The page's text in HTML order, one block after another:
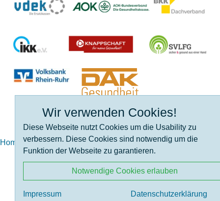
Home Angiodysplasie index.php Protokoll der …
Wir verwenden Cookies!
Diese Webseite nutzt Cookies um die Usability zu
verbessern. Diese Cookies sind notwendig um die
Funktion der Webseite zu garantieren.
Notwendige Cookies erlauben
Impressum Datenschutzerklärung